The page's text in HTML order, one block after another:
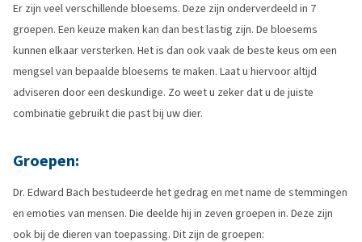
Er zijn veel verschillende bloesems. Deze zijn onderverdeeld in 7
groepen. Een keuze maken kan dan best lastig zijn. De bloesems
kunnen elkaar versterken. Het is dan ook vaak de beste keus om een
mengsel van bepaalde bloesems te maken. Laat u hiervoor altijd
adviseren door een deskundige. Zo weet u zeker dat u de juiste
combinatie gebruikt die past bij uw dier.
Groepen:
Dr. Edward Bach bestudeerde het gedrag en met name de stemmingen
en emoties van mensen. Die deelde hij in zeven groepen in. Deze zijn
ook bij de dieren van toepassing. Dit zijn de groepen: